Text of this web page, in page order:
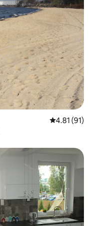
平均评分
4.81 (91)